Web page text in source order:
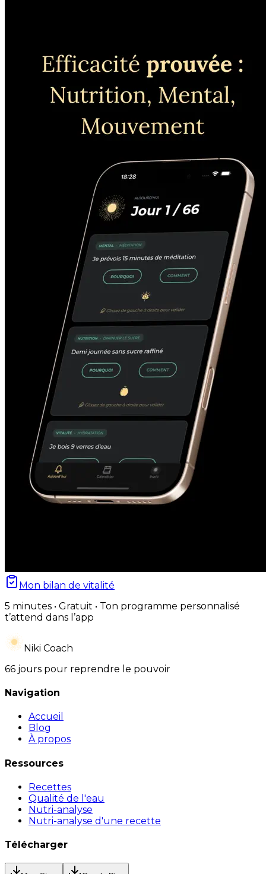
Mon bilan de vitalité
5 minutes • Gratuit • Ton programme personnalisé
t’attend dans l’app
Niki Coach
66 jours pour reprendre le pouvoir
Navigation
Accueil
Blog
À propos
Ressources
Recettes
Qualité de l'eau
Nutri-analyse
Nutri-analyse d'une recette
Télécharger